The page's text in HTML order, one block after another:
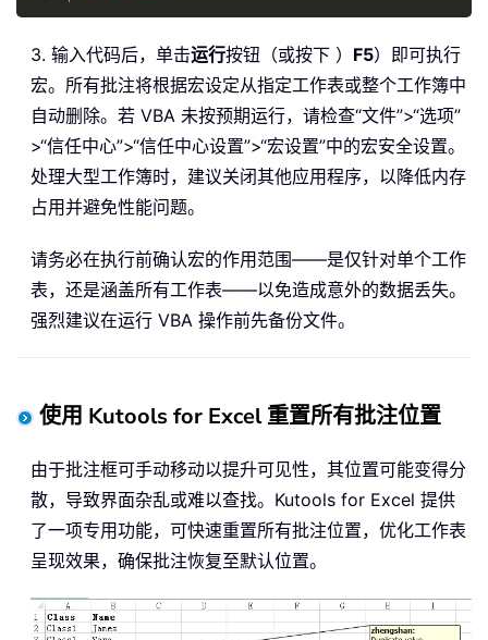
3. 输入代码后，单击运行按钮（或按下 ） F5）即可执行
宏。所有批注将根据宏设定从指定工作表或整个工作簿中
自动删除。若 VBA 未按预期运行，请检查“文件”>“选项”
>“信任中心”>“信任中心设置”>“宏设置”中的宏安全设置。
处理大型工作簿时，建议关闭其他应用程序，以降低内存
占用并避免性能问题。
请务必在执行前确认宏的作用范围——是仅针对单个工作
表，还是涵盖所有工作表——以免造成意外的数据丢失。
强烈建议在运行 VBA 操作前先备份文件。
使用 Kutools for Excel 重置所有批注位置
由于批注框可手动移动以提升可见性，其位置可能变得分
散，导致界面杂乱或难以查找。Kutools for Excel 提供
了一项专用功能，可快速重置所有批注位置，优化工作表
呈现效果，确保批注恢复至默认位置。